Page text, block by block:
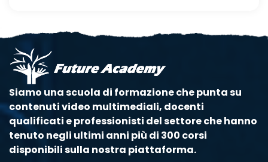
Siamo una scuola di formazione che punta su
contenuti video multimediali, docenti
qualificati e professionisti del settore che hanno
tenuto negli ultimi anni più di 300 corsi
disponibili sulla nostra piattaforma.